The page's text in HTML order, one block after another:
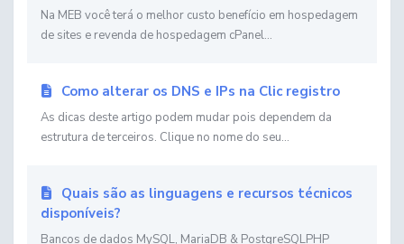
Na MEB você terá o melhor custo benefício em hospedagem
de sites e revenda de hospedagem cPanel...
Como alterar os DNS e IPs na Clic registro
As dicas deste artigo podem mudar pois dependem da
estrutura de terceiros. Clique no nome do seu...
Quais são as linguagens e recursos técnicos
disponíveis?
Bancos de dados MySQL, MariaDB & PostgreSQLPHP